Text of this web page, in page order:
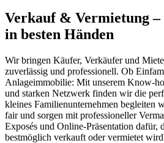
Verkauf & Vermietung
in besten Händen
Wir bringen Käufer, Verkäufer und
zuverlässig und professionell. Ob
Anlageimmobilie: Mit unserem Know-
und starken Netzwerk finden wir die
kleines Familienunternehmen begleiten
fair und sorgen mit professioneller
Exposés und Online-Präsentation dafür,
bestmöglich verkauft oder vermietet